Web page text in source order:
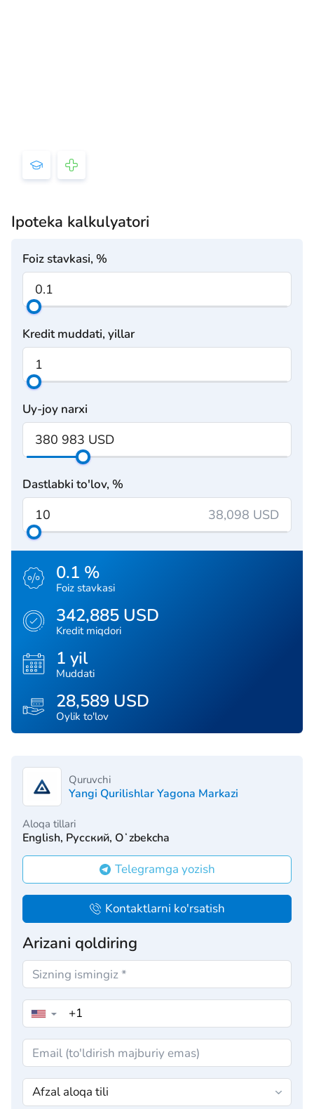
Ipoteka kalkulyatori
Foiz stavkasi, %
Kredit muddati, yillar
Uy-joy narxi
Dastlabki to'lov, %
38,098 USD
0.1 %
Foiz stavkasi
342,885 USD
Kredit miqdori
1 yil
Muddati
28,589 USD
Oylik to'lov
Quruvchi
Yangi Qurilishlar Yagona Markazi
Aloqa tillari
English, Русский, Oʻzbekcha
Telegramga yozish
Kontaktlarni ko'rsatish
Arizani qoldiring
▼